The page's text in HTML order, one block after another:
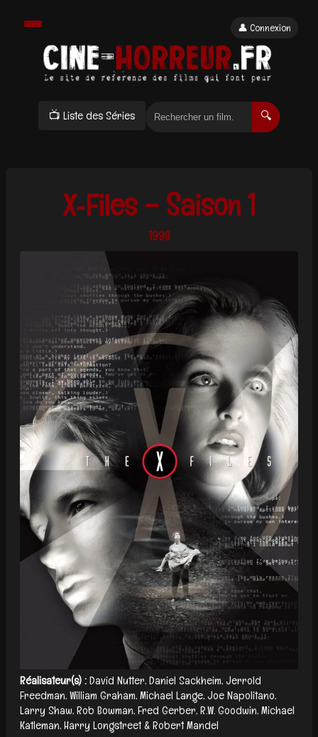
📺 Liste des Séries 🔍
👤 Connexion
X‑Files – Saison 1
1993
Réalisateur(s) :David Nutter, Daniel Sackheim, Jerrold
Freedman, William Graham, Michael Lange, Joe Napolitano,
Larry Shaw, Rob Bowman, Fred Gerber, R.W. Goodwin, Michael
Katleman, Harry Longstreet & Robert Mandel